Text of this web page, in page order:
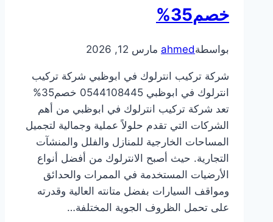
خصم35%
بواسطةahmed مارس 12, 2026
شركة تركيب انترلوك في ابوظبي شركة تركيب
انترلوك في ابوظبي 0544108445 خصم35%
تعد شركة تركيب انترلوك في ابوظبي من أهم
الشركات التي تقدم حلولاً عملية وجمالية لتجميل
المساحات الخارجية للمنازل والفلل والمنشآت
التجارية. حيث أصبح الانترلوك من أفضل أنواع
الأرضيات المستخدمة في الممرات والحدائق
ومواقف السيارات بفضل متانته العالية وقدرته
على تحمل الظروف الجوية المختلفة…